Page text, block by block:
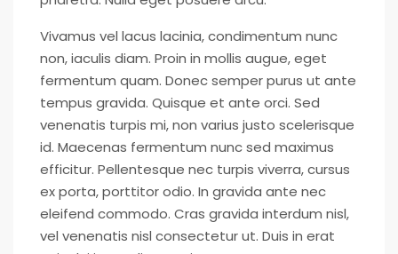
Vivamus vel lacus lacinia, condimentum nunc
non, iaculis diam. Proin in mollis augue, eget
fermentum quam. Donec semper purus ut ante
tempus gravida. Quisque et ante orci. Sed
venenatis turpis mi, non varius justo scelerisque
id. Maecenas fermentum nunc sed maximus
efficitur. Pellentesque nec turpis viverra, cursus
ex porta, porttitor odio. In gravida ante nec
eleifend commodo. Cras gravida interdum nisl,
vel venenatis nisl consectetur ut. Duis in erat